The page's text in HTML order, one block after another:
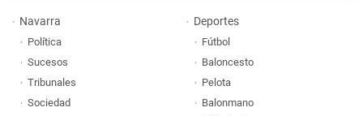
Navarra
Política
Sucesos
Tribunales
Sociedad
Deportes
Fútbol
Baloncesto
Pelota
Balonmano